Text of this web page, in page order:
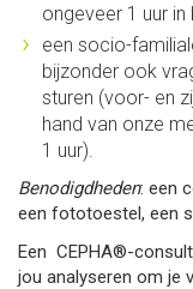
ongeveer 1 uur in
een socio-
bijzonder ook
sturen (voor- en
hand van onze
1 uur).
Benodigdheden: een
een fototoestel, een
Een CEPHA®-
jou analyseren om je